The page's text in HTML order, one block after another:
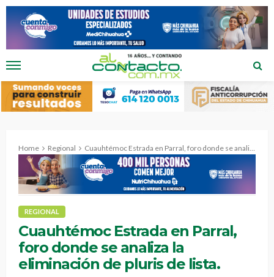
Home Regional Cuauhtémoc Estrada en Parral, foro donde se analiza la eliminación de pluris de lista.
REGIONAL
Cuauhtémoc Estrada en Parral,
foro donde se analiza la
eliminación de pluris de lista.